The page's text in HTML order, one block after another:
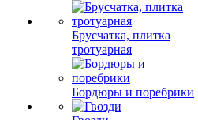
Брусчатка, плитка
тротуарная
Бордюры и поребрики